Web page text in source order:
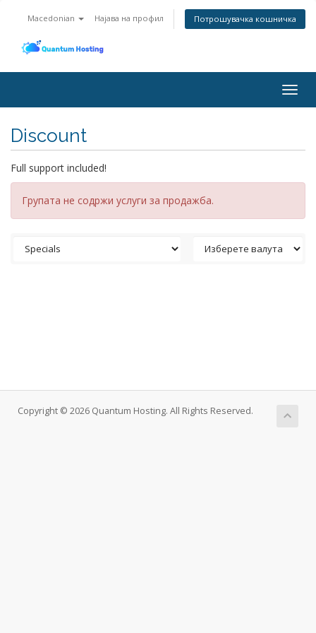
Macedonian Најава на профил Потрошувачка кошничка
Discount
Full support included!
Групата не содржи услуги за продажба.
Copyright © 2026 Quantum Hosting. All Rights Reserved.